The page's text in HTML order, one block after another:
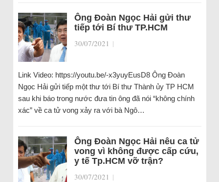
Ông Đoàn Ngọc Hải gửi thư
tiếp tới Bí thư TP.HCM
30/07/2021 |
Link Video: https://youtu.be/-x3yuyEusD8 Ông Đoàn
Ngọc Hải gửi tiếp một thư tới Bí thư Thành ủy TP HCM
sau khi báo trong nước đưa tin ông đã nói “không chính
xác” về ca tử vong xảy ra với bà Ngô…
Ông Đoàn Ngọc Hải nêu ca tử
vong vì không được cấp cứu,
y tế Tp.HCM vỡ trận?
30/07/2021 |